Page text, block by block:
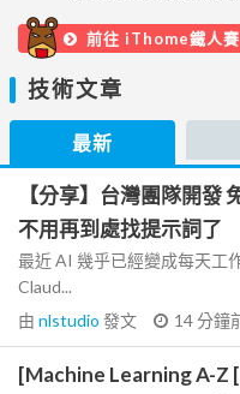
前往 iThome鐵人賽
技術文章
最新
【分享】台灣團隊開發
不用再到處找提示詞了
最近 AI 幾乎已經變成每天工
Claud...
由 nlstudio 發文 14 分鐘
[Machine Learning A-Z